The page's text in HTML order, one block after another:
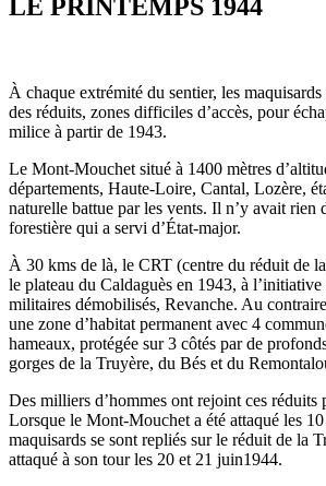
LE PRINTEMPS 1944
À chaque extrémité du sentier, les
des réduits, zones difficiles d’accès, pour
milice à partir de 1943.
Le Mont-Mouchet situé à 1400 mètres
départements, Haute-Loire, Cantal, Lozère,
naturelle battue par les vents. Il n’y avait rien
forestière qui a servi d’État-major.
À 30 kms de là, le CRT (centre du réduit de
le plateau du Caldaguès en 1943, à l’initiative
militaires démobilisés, Revanche. Au
une zone d’habitat permanent avec 4
hameaux, protégée sur 3 côtés par de
gorges de la Truyère, du Bés et du
Des milliers d’hommes ont rejoint ces réduits
Lorsque le Mont-Mouchet a été attaqué les
maquisards se sont repliés sur le réduit de la
attaqué à son tour les 20 et 21 juin1944.